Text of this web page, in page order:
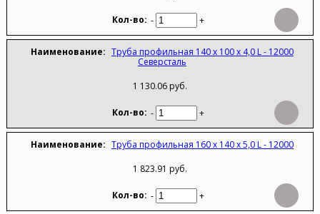
- +
Труба профильная 140 х 100 х 4,0 L - 12000
Северсталь
1 130.06 руб.
- +
Труба профильная 160 х 140 х 5,0 L - 12000
1 823.91 руб.
- +